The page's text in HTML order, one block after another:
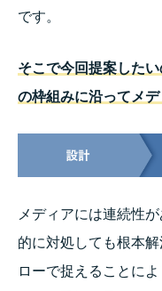
です。
そこで今回提案した
の枠組みに沿ってメデ
メディアには連続性
的に対処しても根本
ローで捉えることに